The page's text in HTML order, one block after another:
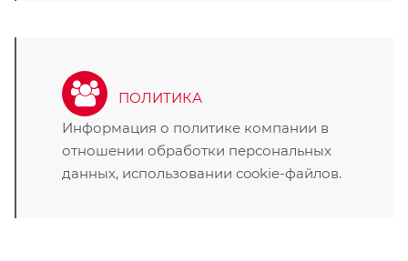
ПОЛИТИКА
Информация о политике компании в
отношении обработки персональных
данных, использовании cookie-файлов.